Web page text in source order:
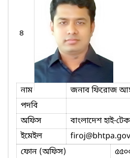
৪
নাম
জনাব ফিরোজ
পদবি
অফিস
বাংলাদেশ হাই-
ইমেইল
firoj
ফোন (অফিস)